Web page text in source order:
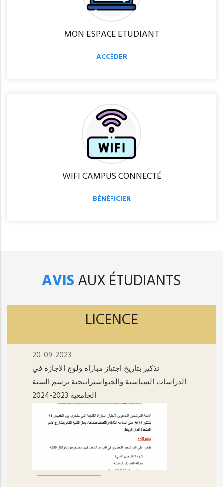
MON ESPACE ETUDIANT
ACCÉDER
WIFI CAMPUS CONNECTÉ
BÉNÉFICIER
AVISAUX ÉTUDIANTS
LICENCE
20-09-2023
تذكير بتاريخ اجتياز مباراة ولوج الإجازة في
الدراسات السياسية والجيواستراتيجية برسم السنة
الجامعية 2023-2024